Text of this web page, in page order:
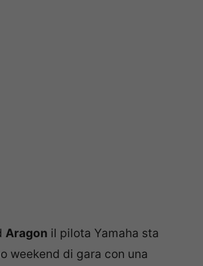
Aragon il pilota Yamaha sta
weekend di gara con una